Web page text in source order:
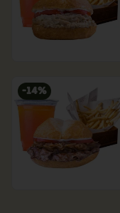
-14%